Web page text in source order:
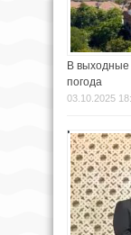
В выходные
погода
03.10.2025